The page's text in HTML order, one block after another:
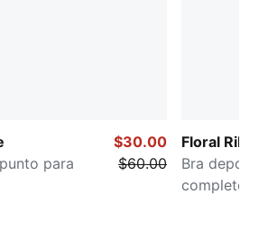
para
$30.00
$60.00
Floral
Bra
completo